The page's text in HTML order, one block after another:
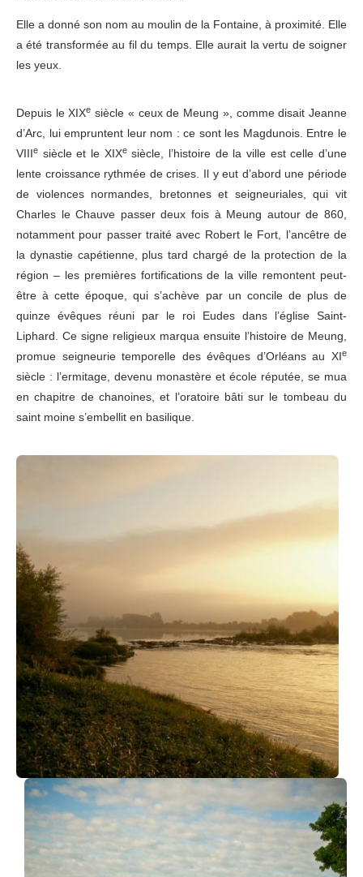
Elle a donné son nom au moulin de la Fontaine, à proximité. Elle
a été transformée au fil du temps. Elle aurait la vertu de soigner
les yeux.
Depuis le XIXe siècle « ceux de Meung », comme disait Jeanne
d’Arc, lui empruntent leur nom : ce sont les Magdunois. Entre le
VIIIe siècle et le XIXesiècle, l’histoire de la ville est celle d’une
lente croissance rythmée de crises. Il y eut d’abord une période
de violences normandes, bretonnes et seigneuriales, qui vit
Charles le Chauve passer deux fois à Meung autour de 860,
notamment pour passer traité avec Robert le Fort, l’ancêtre de
la dynastie capétienne, plus tard chargé de la protection de la
région – les premières fortifications de la ville remontent peut-
être à cette époque, qui s’achève par un concile de plus de
quinze évêques réuni par le roi Eudes dans l’église Saint-
Liphard. Ce signe religieux marqua ensuite l’histoire de Meung,
promue seigneurie temporelle des évêques d’Orléans au XIe
siècle : l’ermitage, devenu monastère et école réputée, se mua
en chapitre de chanoines, et l’oratoire bâti sur le tombeau du
saint moine s’embellit en basilique.